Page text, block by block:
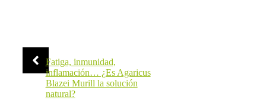
Fatiga, inmunidad,
inflamación… ¿Es Agaricus
Blazei Murill la solución
natural?